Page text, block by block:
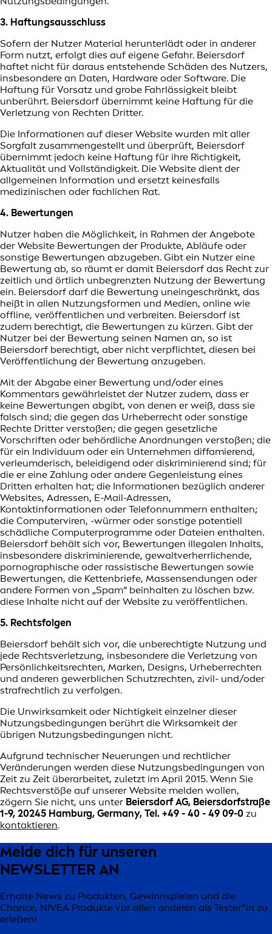
3. Haftungsausschluss
Sofern der Nutzer Material herunterlädt oder in anderer
Form nutzt, erfolgt dies auf eigene Gefahr. Beiersdorf
haftet nicht für daraus entstehende Schäden des Nutzers,
insbesondere an Daten, Hardware oder Software. Die
Haftung für Vorsatz und grobe Fahrlässigkeit bleibt
unberührt. Beiersdorf übernimmt keine Haftung für die
Verletzung von Rechten Dritter.
Die Informationen auf dieser Website wurden mit aller
Sorgfalt zusammengestellt und überprüft, Beiersdorf
übernimmt jedoch keine Haftung für ihre Richtigkeit,
Aktualität und Vollständigkeit. Die Website dient der
allgemeinen Information und ersetzt keinesfalls
medizinischen oder fachlichen Rat.
4. Bewertungen
Nutzer haben die Möglichkeit, in Rahmen der Angebote
der Website Bewertungen der Produkte, Abläufe oder
sonstige Bewertungen abzugeben. Gibt ein Nutzer eine
Bewertung ab, so räumt er damit Beiersdorf das Recht zur
zeitlich und örtlich unbegrenzten Nutzung der Bewertung
ein. Beiersdorf darf die Bewertung uneingeschränkt, das
heißt in allen Nutzungsformen und Medien, online wie
offline, veröffentlichen und verbreiten. Beiersdorf ist
zudem berechtigt, die Bewertungen zu kürzen. Gibt der
Nutzer bei der Bewertung seinen Namen an, so ist
Beiersdorf berechtigt, aber nicht verpflichtet, diesen bei
Veröffentlichung der Bewertung anzugeben.
Mit der Abgabe einer Bewertung und/oder eines
Kommentars gewährleistet der Nutzer zudem, dass er
keine Bewertungen abgibt, von denen er weiß, dass sie
falsch sind; die gegen das Urheberrecht oder sonstige
Rechte Dritter verstoßen; die gegen gesetzliche
Vorschriften oder behördliche Anordnungen verstoßen; die
für ein Individuum oder ein Unternehmen diffamierend,
verleumderisch, beleidigend oder diskriminierend sind; für
die er eine Zahlung oder andere Gegenleistung eines
Dritten erhalten hat; die Informationen bezüglich anderer
Websites, Adressen, E-Mail-Adressen,
Kontaktinformationen oder Telefonnummern enthalten;
die Computerviren, -würmer oder sonstige potentiell
schädliche Computerprogramme oder Dateien enthalten.
Beiersdorf behält sich vor, Bewertungen illegalen Inhalts,
insbesondere diskriminierende, gewaltverherrlichende,
pornographische oder rassistische Bewertungen sowie
Bewertungen, die Kettenbriefe, Massensendungen oder
andere Formen von „Spam“ beinhalten zu löschen bzw.
diese Inhalte nicht auf der Website zu veröffentlichen.
5. Rechtsfolgen
Beiersdorf behält sich vor, die unberechtigte Nutzung und
jede Rechtsverletzung, insbesondere die Verletzung von
Persönlichkeitsrechten, Marken, Designs, Urheberrechten
und anderen gewerblichen Schutzrechten, zivil- und/oder
strafrechtlich zu verfolgen.
Die Unwirksamkeit oder Nichtigkeit einzelner dieser
Nutzungsbedingungen berührt die Wirksamkeit der
übrigen Nutzungsbedingungen nicht.
Aufgrund technischer Neuerungen und rechtlicher
Veränderungen werden diese Nutzungsbedingungen von
Zeit zu Zeit überarbeitet, zuletzt im April 2015. Wenn Sie
Rechtsverstöße auf unserer Website melden wollen,
zögern Sie nicht, uns unter Beiersdorf AG, Beiersdorfstraße
1-9, 20245 Hamburg, Germany, Tel. +49 - 40 - 49 09-0 zu
kontaktieren.
Melde dich für unseren
NEWSLETTER AN
Erhalte News zu Produkten, Gewinnspielen und die
Chance, NIVEA Produkte vor allen anderen als Tester*in zu
erleben!